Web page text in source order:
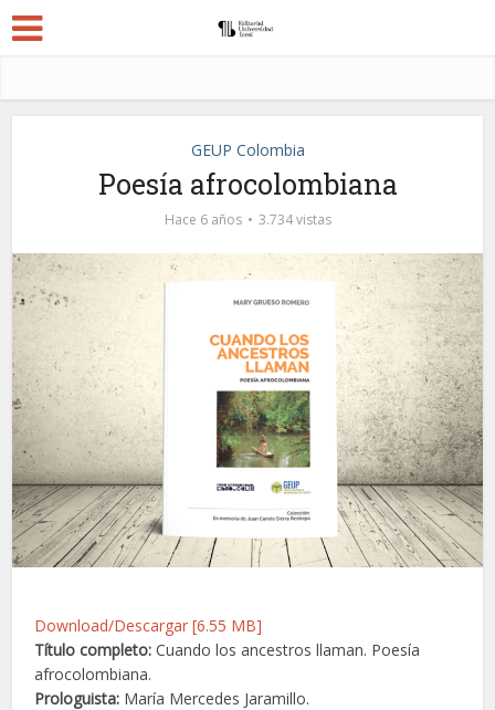
GEUP Colombia
Poesía afrocolombiana
Hace 6 años 3.734 vistas
Download/Descargar [6.55 MB]
Título completo: Cuando los ancestros llaman. Poesía
afrocolombiana.
Prologuista: María Mercedes Jaramillo.